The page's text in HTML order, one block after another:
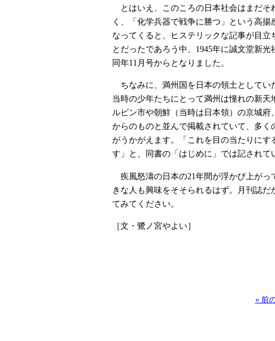
とはいえ、このころの日本社会はまだそ
く、「化学兵器で戦争に勝つ」という高
なってくると、ヒステリックな記事が目
とだったであろう中、1945年に誠文堂新
同年11月号からとなりました。
ちなみに、満州国を日本の領土としてい
当時の少年たちにとって満州は憧れの新
ルビン市や朝鮮（当時は日本領）の京城
からのものと並んで掲載されていて、多
がうかがえます。「これを目の当たりに
す」と、同書の「はじめに」では記されて
疾風怒濤の日本の21年間が浮かび上がっ
きな人も興味をそそられるはず。月刊誌
てみてください。
［文・鷺ノ宮やよい］
« 前